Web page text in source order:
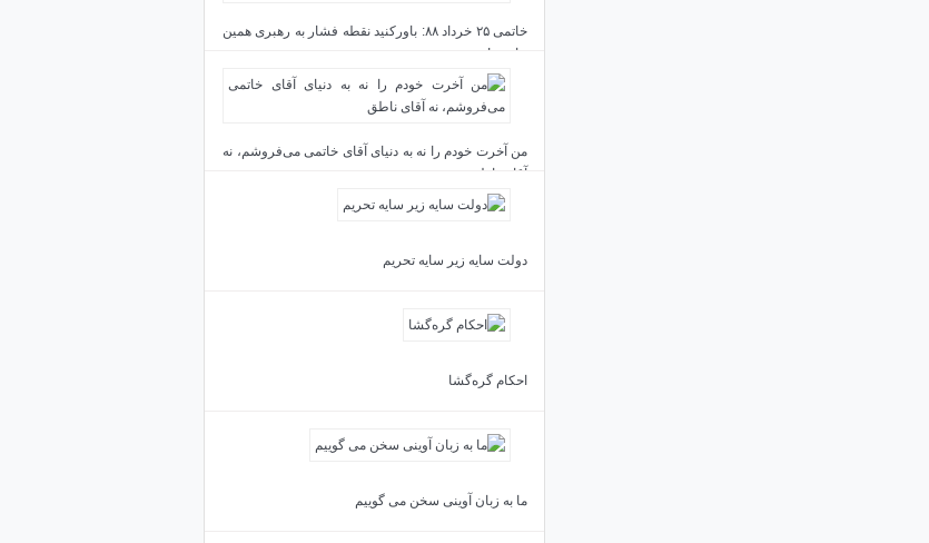
خاتمی ۲۵ خرداد ۸۸: باورکنید نقطه فشار به رهبری همین
جاست!
من آخرت خودم را نه به دنیای آقای خاتمی می‌فروشم، نه
آقای ناطق
دولت سایه زیر سایه تحریم
احکام گره‌گشا
ما به زبان آوینی سخن می گوییم